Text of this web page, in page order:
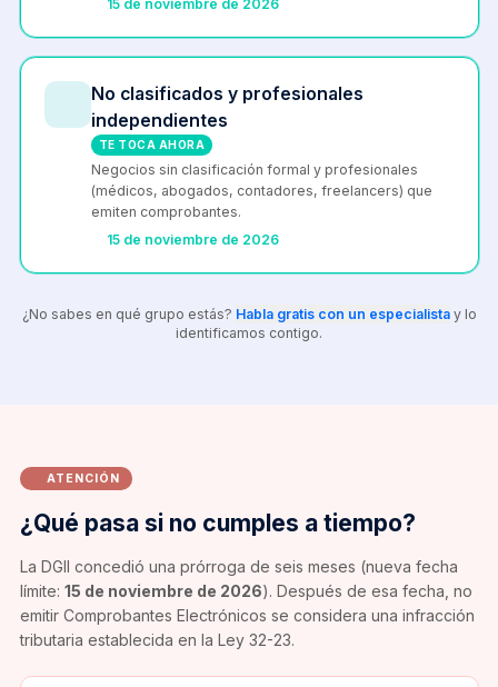
15 de noviembre de 2026
No clasificados y profesionales
independientes
TE TOCA AHORA
Negocios sin clasificación formal y profesionales
(médicos, abogados, contadores, freelancers) que
emiten comprobantes.
15 de noviembre de 2026
¿No sabes en qué grupo estás? Habla gratis con un especialistay lo
identificamos contigo.
ATENCIÓN
¿Qué pasa si no cumples a tiempo?
La DGII concedió una prórroga de seis meses (nueva fecha
límite: 15 de noviembre de 2026). Después de esa fecha, no
emitir Comprobantes Electrónicos se considera una infracción
tributaria establecida en la Ley 32-23.